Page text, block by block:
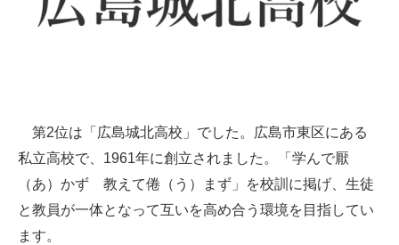
第2位は「広島城北高校」でした。広島市東区にある
私立高校で、1961年に創立されました。「学んで厭
（あ）かず 教えて倦（う）まず」を校訓に掲げ、生徒
と教員が一体となって互いを高め合う環境を目指してい
ます。